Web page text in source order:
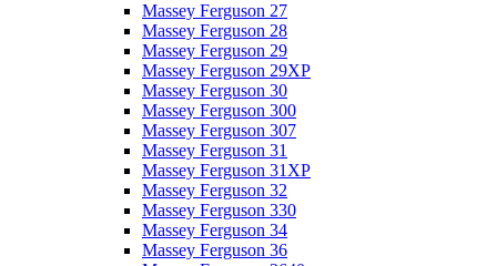
Massey Ferguson 27
Massey Ferguson 28
Massey Ferguson 29
Massey Ferguson 29XP
Massey Ferguson 30
Massey Ferguson 300
Massey Ferguson 307
Massey Ferguson 31
Massey Ferguson 31XP
Massey Ferguson 32
Massey Ferguson 330
Massey Ferguson 34
Massey Ferguson 36